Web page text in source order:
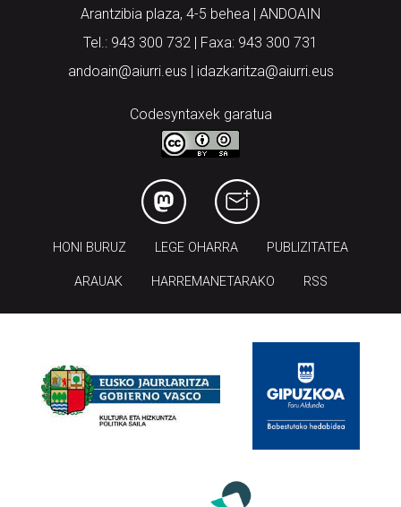
Arantzibia plaza, 4-5 behea | ANDOAIN
Tel.: 943 300 732 | Faxa: 943 300 731
andoain@aiurri.eus | idazkaritza@aiurri.eus
Codesyntaxek garatua
HONI BURUZ LEGE OHARRA PUBLIZITATEA
ARAUAK HARREMANETARAKO RSS